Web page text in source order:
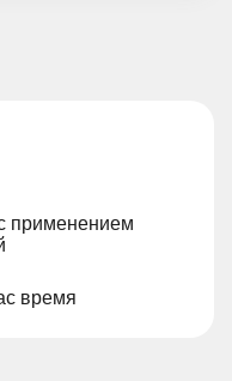
применением
время